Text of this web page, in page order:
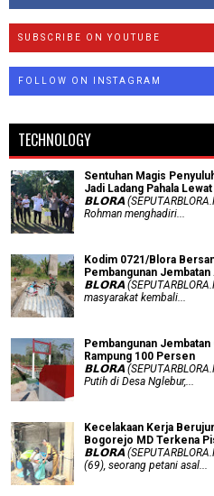
SUBSCRIBE ON YOUTUBE
FOLLOW ON INSTAGRAM
TECHNOLOGY
Sentuhan Magis
Jadi Ladang Pahala
𝗕𝗟𝗢𝗥𝗔
Rohman menghadiri...
Kodim 0721/Blora
Pembangunan
𝗕𝗟𝗢𝗥𝗔
masyarakat kembali...
Pembangunan
Rampung 100 Persen
𝗕𝗟𝗢𝗥𝗔
Putih di Desa Nglebur,...
Kecelakaan Kerja
Bogorejo MD Terkena
𝗕𝗟𝗢𝗥𝗔
(69), seorang petani asal...